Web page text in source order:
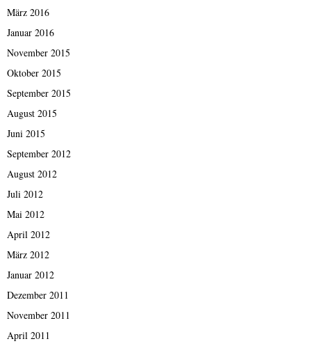
März 2016
Januar 2016
November 2015
Oktober 2015
September 2015
August 2015
Juni 2015
September 2012
August 2012
Juli 2012
Mai 2012
April 2012
März 2012
Januar 2012
Dezember 2011
November 2011
April 2011